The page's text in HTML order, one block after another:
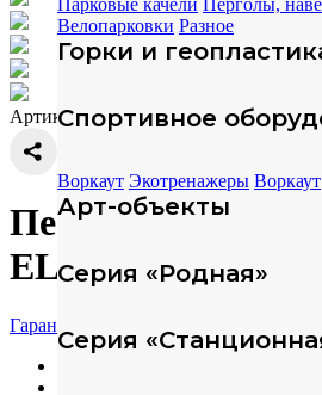
Парковые качели Перголы,
Велопарковки Разное
Горки и
Спортивное
Воркаут Экотренажеры Воркаут
Арт-объекты
Серия «Родная»
Серия
Артикул: 314392
Песочный домик с
ELMAF 314392
Гарантия